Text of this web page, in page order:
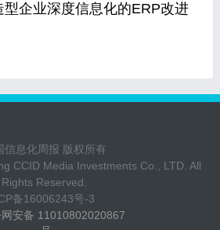
型企业深度信息化的ERP改进
信息化周报 版权所有
CCID Media Investments Co., LTD. All
Rights Reserved.
备16006243号-3
网安备 11010802020867